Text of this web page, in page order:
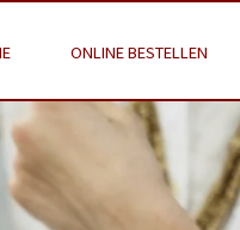
ONLINE BESTELLEN